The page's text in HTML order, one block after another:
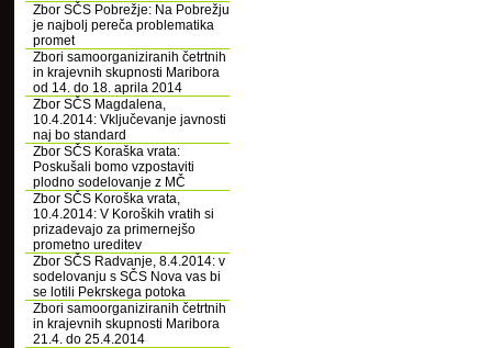
Zbor SČS Pobrežje: Na Pobrežju
je najbolj pereča problematika
promet
Zbori samoorganiziranih četrtnih
in krajevnih skupnosti Maribora
od 14. do 18. aprila 2014
Zbor SČS Magdalena,
10.4.2014: Vključevanje javnosti
naj bo standard
Zbor SČS Koraška vrata:
Poskušali bomo vzpostaviti
plodno sodelovanje z MČ
Zbor SČS Koroška vrata,
10.4.2014: V Koroških vratih si
prizadevajo za primernejšo
prometno ureditev
Zbor SČS Radvanje, 8.4.2014: v
sodelovanju s SČS Nova vas bi
se lotili Pekrskega potoka
Zbori samoorganiziranih četrtnih
in krajevnih skupnosti Maribora
21.4. do 25.4.2014